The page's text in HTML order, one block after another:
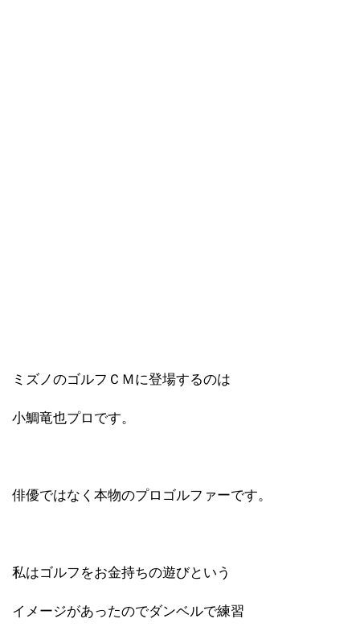
ミズノのゴルフＣＭに登場するのは
小鯛竜也プロです。
俳優ではなく本物のプロゴルファーです。
私はゴルフをお金持ちの遊びという
イメージがあったのでダンベルで練習